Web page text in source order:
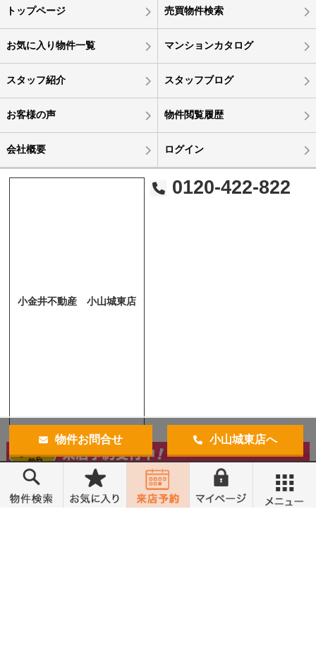
物件お問合せ 小山城東店へ
トップページ 売買物件検索
お気に入り物件一覧 マンションカタログ
スタッフ紹介 スタッフブログ
お客様の声 物件閲覧履歴
会社概要 ログイン
小金井不動産 小山城東店
0120-422-822